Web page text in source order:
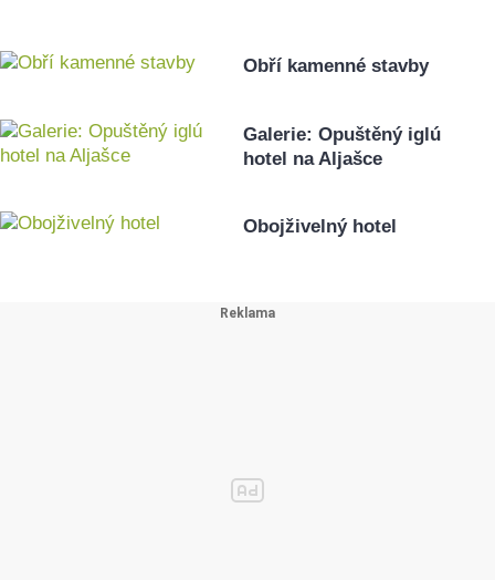
Obří kamenné stavby
Galerie: Opuštěný iglú
hotel na Aljašce
Obojživelný hotel